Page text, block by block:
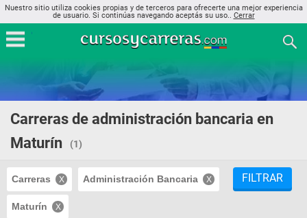
Nuestro sitio utiliza cookies propias y de terceros para ofrecerte una mejor experiencia
de usuario. Si continúas navegando aceptás su uso.. Cerrar
Carreras de administración bancaria en
Maturín
(1)
Carreras Administración Bancaria
Maturín
FILTRAR